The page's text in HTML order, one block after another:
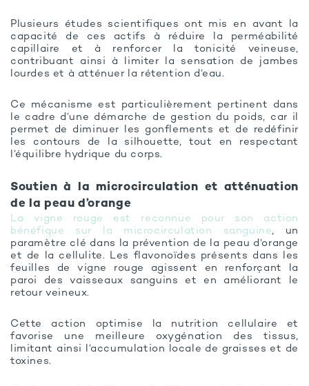
Plusieurs études scientifiques ont mis en avant la
capacité de ces actifs à réduire la perméabilité
capillaire et à renforcer la tonicité veineuse,
contribuant ainsi à limiter la sensation de jambes
lourdes et à atténuer la rétention d’eau.
Ce mécanisme est particulièrement pertinent dans
le cadre d’une démarche de gestion du poids, car il
permet de diminuer les gonflements et de redéfinir
les contours de la silhouette, tout en respectant
l’équilibre hydrique du corps.
Soutien à la microcirculation et atténuation
de la peau d’orange
La vigne rouge est reconnue pour son action
bénéfique sur la microcirculation sanguine, un
paramètre clé dans la prévention de la peau d’orange
et de la cellulite. Les flavonoïdes présents dans les
feuilles de vigne rouge agissent en renforçant la
paroi des vaisseaux sanguins et en améliorant le
retour veineux.
Cette action optimise la nutrition cellulaire et
favorise une meilleure oxygénation des tissus,
limitant ainsi l’accumulation locale de graisses et de
toxines.